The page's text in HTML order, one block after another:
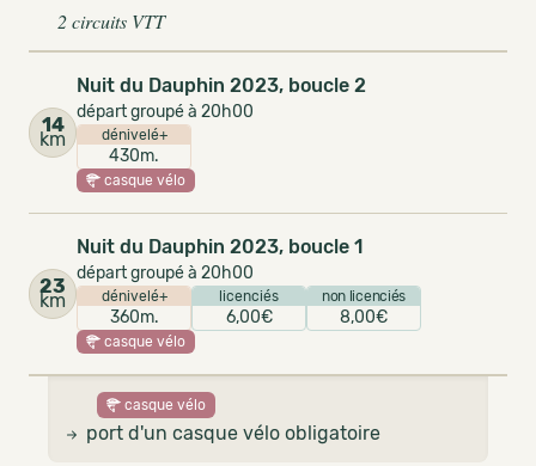
2 circuits VTT
14
km
Nuit du Dauphin 2023, boucle 2
départ groupé à 20h00
dénivelé+
430m.
casque vélo
23
km
Nuit du Dauphin 2023, boucle 1
départ groupé à 20h00
dénivelé+
360m.
licenciés
6,00€
non licenciés
8,00€
casque vélo
casque vélo
port d'un casque vélo obligatoire